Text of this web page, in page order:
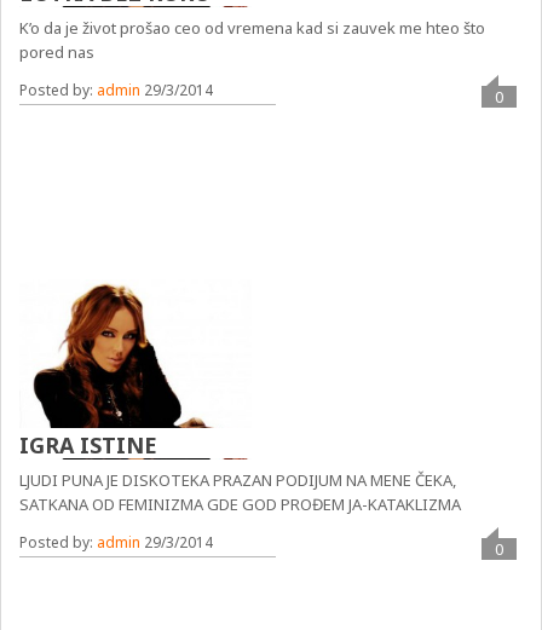
K’o da je život prošao ceo od vremena kad si zauvek me hteo što
pored nas
Posted by: admin 29/3/2014 0
IGRA ISTINE
LJUDI PUNA JE DISKOTEKA PRAZAN PODIJUM NA MENE ČEKA,
SATKANA OD FEMINIZMA GDE GOD PROĐEM JA-KATAKLIZMA
Posted by: admin 29/3/2014 0